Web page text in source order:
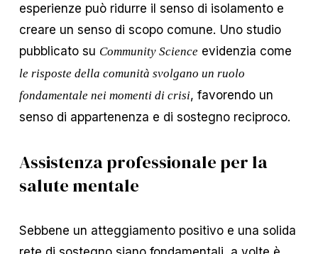
esperienze può ridurre il senso di isolamento e
creare un senso di scopo comune. Uno studio
pubblicato su Community Scienceevidenzia come
le risposte della comunità svolgano un ruolo
fondamentale nei momenti di crisi, favorendo un
senso di appartenenza e di sostegno reciproco.
Assistenza professionale per la
salute mentale
Sebbene un atteggiamento positivo e una solida